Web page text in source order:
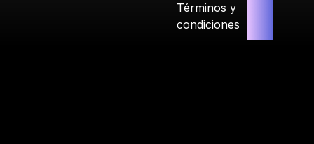
Términos y
condiciones